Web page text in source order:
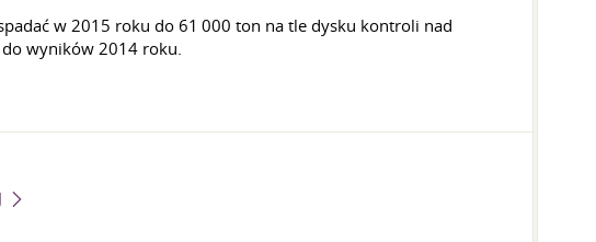
w 2015 roku do 61 000 ton na tle dysku kontroli nad
wyników 2014 roku.